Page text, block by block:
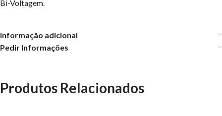
Bi-Voltagem.
Informação adicional
Pedir Informações
Produtos Relacionados